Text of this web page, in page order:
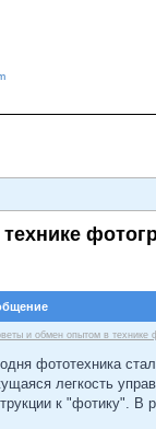
и обмен опытом в технике
фототехника
легкость
к "фотику". В